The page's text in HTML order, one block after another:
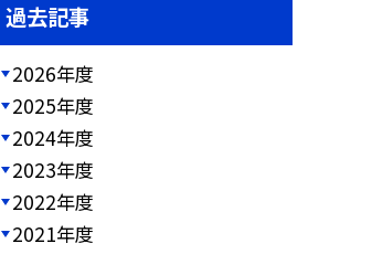
過去記事
2026年度
2025年度
2024年度
2023年度
2022年度
2021年度